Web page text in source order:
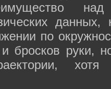
данных,
по
бросков руки,